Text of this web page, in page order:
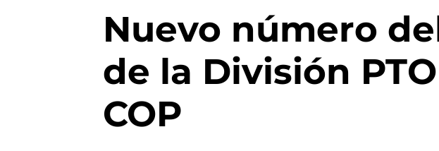
Nuevo número
de la División
COP